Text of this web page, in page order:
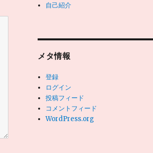
自己紹介
メタ情報
登録
ログイン
投稿フィード
コメントフィード
WordPress.org